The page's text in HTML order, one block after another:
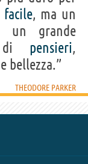
facile, ma un
un grande
pensieri,
bellezza.”
THEODORE PARKER